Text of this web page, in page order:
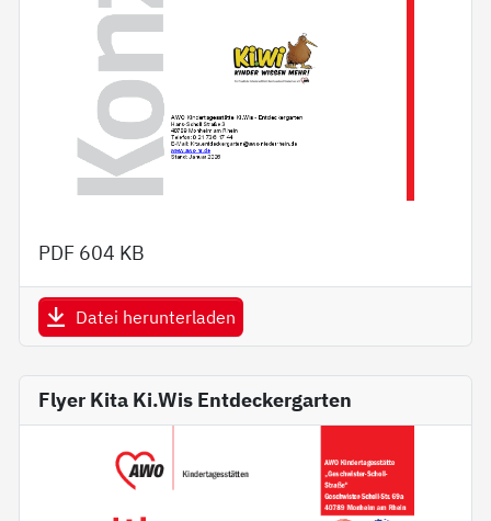
PDF 604 KB
Datei herunterladen
Flyer Kita Ki.Wis Entdeckergarten